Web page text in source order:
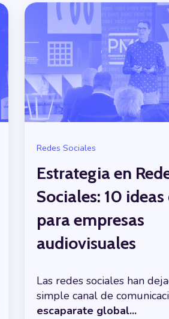
Redes Sociales
Estrategia en
Sociales: 10
para empresas
audiovisuales
Las redes sociales han
simple canal de
escaparate global...